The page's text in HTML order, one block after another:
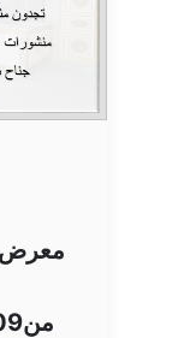
معرض
من09 إلى 19 ماي 2024